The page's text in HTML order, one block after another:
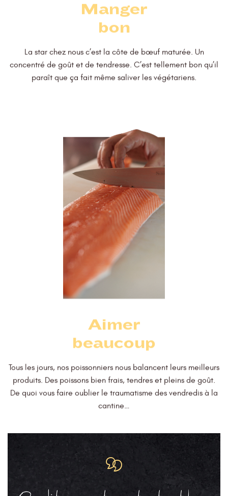
Manger
bon
La star chez nous c’est la côte de bœuf maturée. Un
concentré de goût et de tendresse. C’est tellement bon qu’il
paraît que ça fait même saliver les végétariens.
Aimer
beaucoup
Tous les jours, nos poissonniers nous balancent leurs meilleurs
produits. Des poissons bien frais, tendres et pleins de goût.
De quoi vous faire oublier le traumatisme des vendredis à la
cantine…